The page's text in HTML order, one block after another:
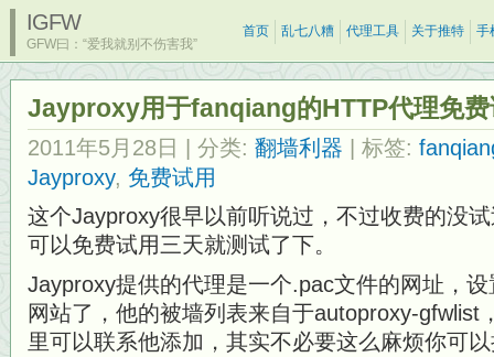
IGFW
GFW曰：“爱我就别不伤害我”
首页 乱七八糟 代理工具 关于推特 手
Jayproxy用于fanqiang的HTTP代理免费
2011年5月28日 | 分类: 翻墙利器 | 标签:
Jayproxy, 免费试用
这个Jayproxy很早以前听说过，不过收费的没
可以免费试用三天就测试了下。
Jayproxy提供的代理是一个.pac文件的网址，
网站了，他的被墙列表来自于autoproxy-gfwlist
里可以联系他添加，其实不必要这么麻烦你可